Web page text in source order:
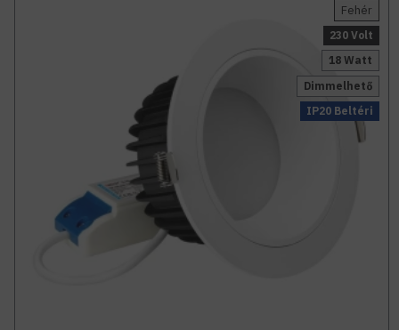
IP20 Beltéri
18 Watt
Fehér
Dimmelhető
230 Volt